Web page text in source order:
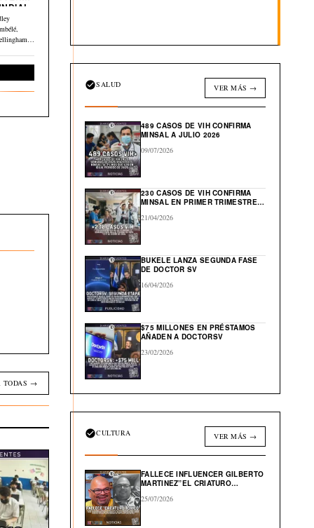
y
TODAS →
SALUD VER MÁS →
489 CASOS DE VIH CONFIRMA
MINSAL A JULIO 2026
09/07/2026
230 CASOS DE VIH CONFIRMA
MINSAL EN PRIMER TRIMESTRE
21/04/2026
BUKELE LANZA SEGUNDA FASE
DE DOCTOR SV
16/04/2026
$75 MILLONES EN PRÉSTAMOS
AÑADEN A DOCTORSV
23/02/2026
CULTURA VER MÁS →
FALLECE INFLUENCER GILBERTO
MARTINEZ”EL CRIATURO
25/07/2026